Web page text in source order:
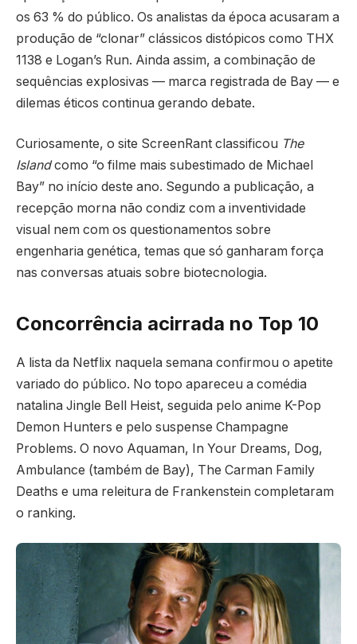
os 63 % do público. Os analistas da época acusaram a
produção de “clonar” clássicos distópicos como THX
1138 e Logan’s Run. Ainda assim, a combinação de
sequências explosivas — marca registrada de Bay — e
dilemas éticos continua gerando debate.
Curiosamente, o site ScreenRant classificou The
Islandcomo “o filme mais subestimado de Michael
Bay” no início deste ano. Segundo a publicação, a
recepção morna não condiz com a inventividade
visual nem com os questionamentos sobre
engenharia genética, temas que só ganharam força
nas conversas atuais sobre biotecnologia.
Concorrência acirrada no Top 10
A lista da Netflix naquela semana confirmou o apetite
variado do público. No topo apareceu a comédia
natalina Jingle Bell Heist, seguida pelo anime K-Pop
Demon Hunters e pelo suspense Champagne
Problems. O novo Aquaman, In Your Dreams, Dog,
Ambulance (também de Bay), The Carman Family
Deaths e uma releitura de Frankenstein completaram
o ranking.